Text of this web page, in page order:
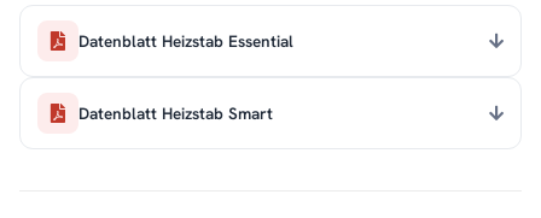
Datenblatt Heizstab Essential
Datenblatt Heizstab Smart